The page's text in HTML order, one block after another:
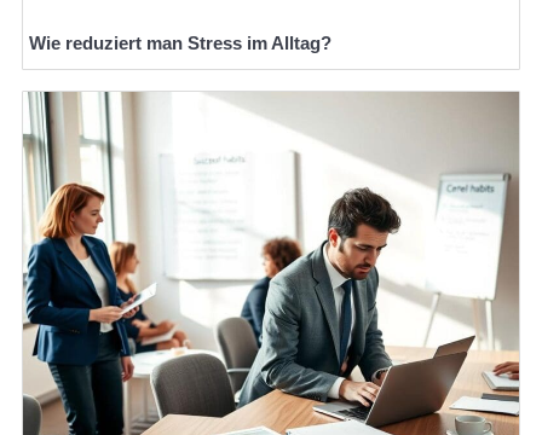
Wie reduziert man Stress im Alltag?